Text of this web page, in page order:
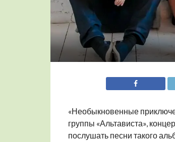
«Необыкновенные
группы «Альтависта»,
послушать песни такого